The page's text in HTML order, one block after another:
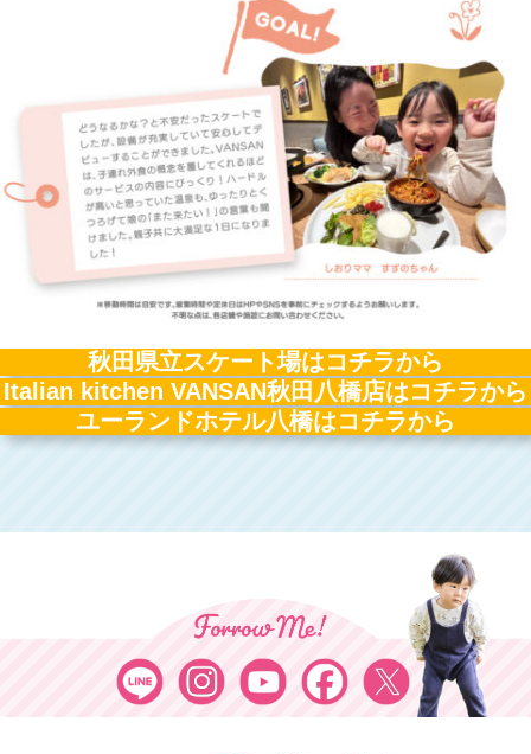
秋田県立スケート場はコチラから
Italian kitchen VANSAN秋田八橋店はコチラから
ユーランドホテル八橋はコチラから